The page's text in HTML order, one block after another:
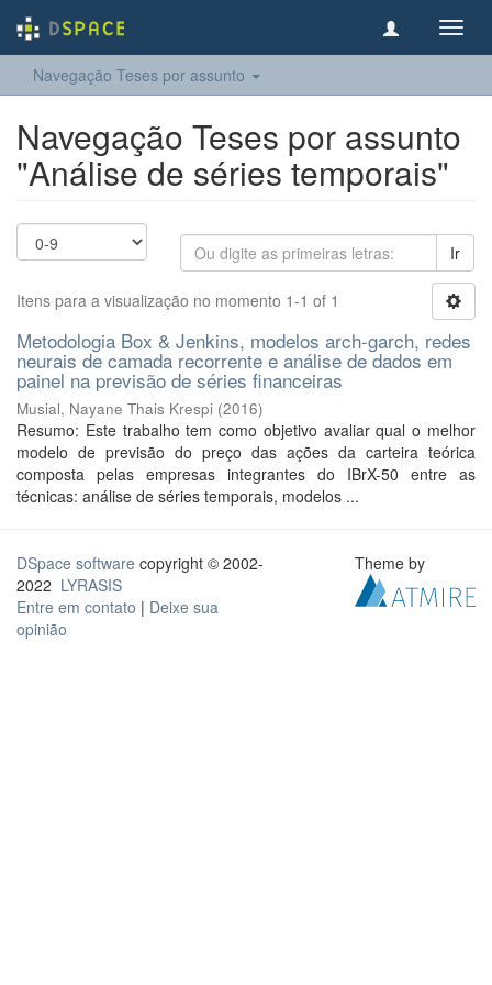
Navegação Teses por assunto
Navegação Teses por assunto
"Análise de séries temporais"
Ir
Itens para a visualização no momento 1-1 of 1
Metodologia Box & Jenkins, modelos arch-garch, redes
neurais de camada recorrente e análise de dados em
painel na previsão de séries financeiras
Musial, Nayane Thais Krespi (2016)
Resumo: Este trabalho tem como objetivo avaliar qual o melhor
modelo de previsão do preço das ações da carteira teórica
composta pelas empresas integrantes do IBrX-50 entre as
técnicas: análise de séries temporais, modelos ...
DSpace software copyright © 2002-
2022 LYRASIS
Entre em contato | Deixe sua
opinião
Theme by